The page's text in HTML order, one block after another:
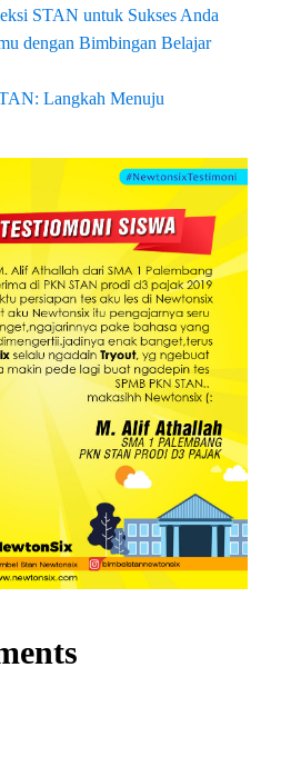
STAN untuk Sukses Anda
dengan Bimbingan Belajar
Langkah Menuju